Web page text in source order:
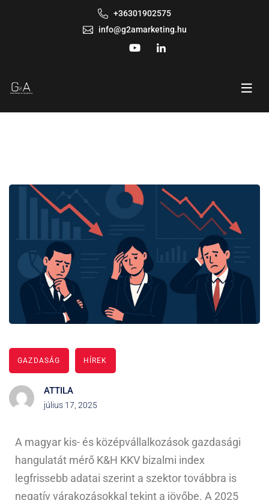
+36301902575
info@g2amarketing.hu
GAZDASÁG HÍREK
ATTILA
július 17, 2025
A magyar kis- és középvállalkozások gazdasági
hangulatát mérő K&H KKV bizalmi index
legfrissebb adatai szerint a szektor továbbra is
negatív várakozásokkal tekint a jövőbe. A 2025